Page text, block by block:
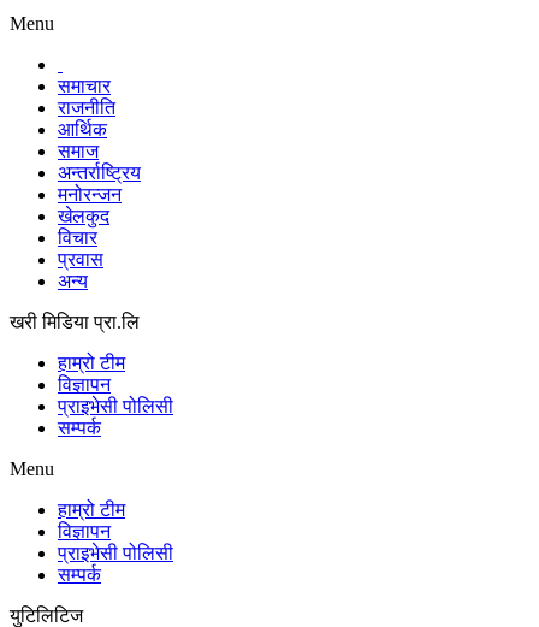
Menu
समाचार
राजनीति
आर्थिक
समाज
अन्तर्राष्ट्रिय
मनोरन्जन
खेलकुद
विचार
प्रवास
अन्य
खरी मिडिया प्रा.लि
हाम्रो टीम
विज्ञापन
प्राइभेसी पोलिसी
सम्पर्क
Menu
हाम्रो टीम
विज्ञापन
प्राइभेसी पोलिसी
सम्पर्क
युटिलिटिज